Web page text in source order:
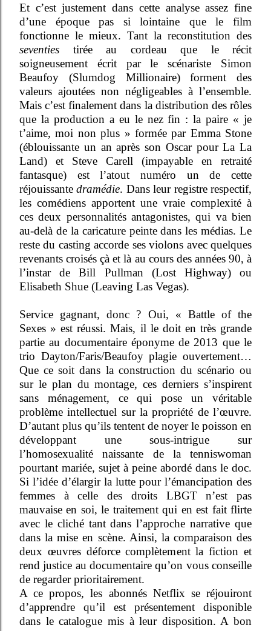
Et c’est justement dans cette analyse assez fine
d’une époque pas si lointaine que le film
fonctionne le mieux. Tant la reconstitution des
seventies tirée au cordeau que le récit
soigneusement écrit par le scénariste Simon
Beaufoy (Slumdog Millionaire) forment des
valeurs ajoutées non négligeables à l’ensemble.
Mais c’est finalement dans la distribution des rôles
que la production a eu le nez fin : la paire « je
t’aime, moi non plus » formée par Emma Stone
(éblouissante un an après son Oscar pour La La
Land) et Steve Carell (impayable en retraité
fantasque) est l’atout numéro un de cette
réjouissantedramédie. Dans leur registre respectif,
les comédiens apportent une vraie complexité à
ces deux personnalités antagonistes, qui va bien
au-delà de la caricature peinte dans les médias. Le
reste du casting accorde ses violons avec quelques
revenants croisés çà et là au cours des années 90, à
l’instar de Bill Pullman (Lost Highway) ou
Elisabeth Shue (Leaving Las Vegas).
Service gagnant, donc ? Oui, « Battle of the
Sexes » est réussi. Mais, il le doit en très grande
partie au documentaire éponyme de 2013 que le
trio Dayton/Faris/Beaufoy plagie ouvertement…
Que ce soit dans la construction du scénario ou
sur le plan du montage, ces derniers s’inspirent
sans ménagement, ce qui pose un véritable
problème intellectuel sur la propriété de l’œuvre.
D’autant plus qu’ils tentent de noyer le poisson en
développant une sous-intrigue sur
l’homosexualité naissante de la tenniswoman
pourtant mariée, sujet à peine abordé dans le doc.
Si l’idée d’élargir la lutte pour l’émancipation des
femmes à celle des droits LBGT n’est pas
mauvaise en soi, le traitement qui en est fait flirte
avec le cliché tant dans l’approche narrative que
dans la mise en scène. Ainsi, la comparaison des
deux œuvres déforce complètement la fiction et
rend justice au documentaire qu’on vous conseille
de regarder prioritairement.
A ce propos, les abonnés Netflix se réjouiront
d’apprendre qu’il est présentement disponible
dans le catalogue mis à leur disposition. A bon